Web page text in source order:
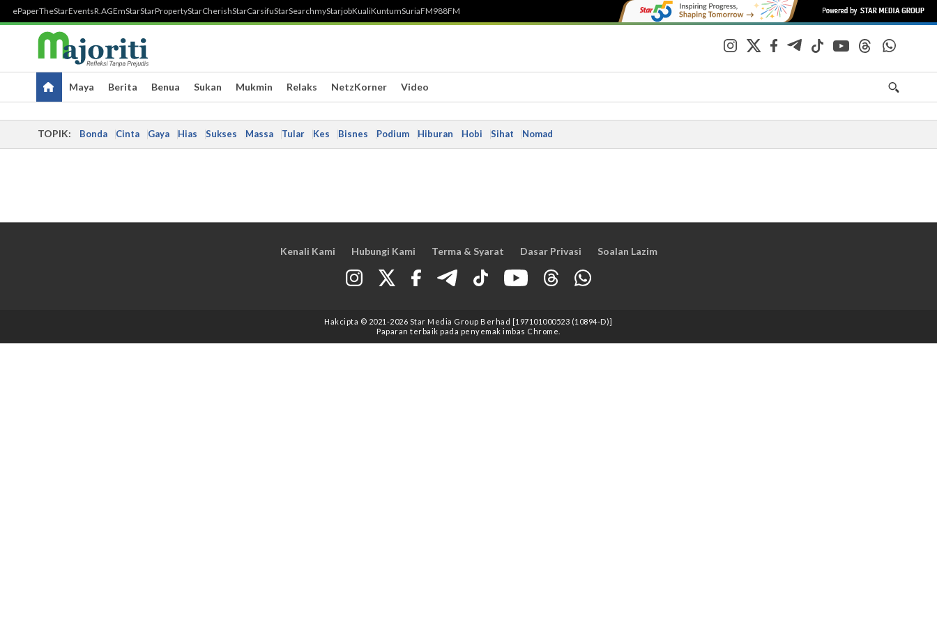
ePaperTheStarEventsR.AGEmStarStarPropertyStarCherishStarCarsifuStarSearchmyStarjobKualiKuntumSuriaFM988FM
Maya Berita Benua Sukan Mukmin Relaks NetzKorner Video
TOPIK: Bonda Cinta Gaya Hias Sukses Massa Tular Kes Bisnes Podium Hiburan Hobi Sihat Nomad
Kenali Kami Hubungi Kami Terma & Syarat Dasar Privasi Soalan Lazim
Hakcipta © 2021 -2026 Star Media Group Berhad [197101000523 (10894-D)]
Paparan terbaik pada penyemak imbas Chrome.